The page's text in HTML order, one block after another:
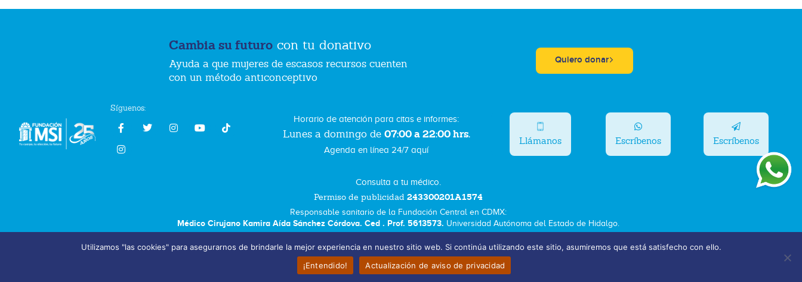
Cambia su futuro con tu donativo
Ayuda a que mujeres de escasos recursos cuenten
con un método anticonceptivo
Quiero donar
Síguenos:
Horario de atención para citas e informes:
Lunes a domingo de 07:00 a 22:00 hrs.
Agenda en línea 24/7 aquí
Llámanos Escríbenos Escríbenos
Consulta a tu médico.
Permiso de publicidad243300201A1574
Responsable sanitario de la Fundación Central en CDMX:
Médico Cirujano Kamira Aída Sánchez Córdova. Ced . Prof. 5613573. Universidad Autónoma del Estado de Hidalgo.
Aviso de Privacidad Términos y Condiciones Bolsa de Trabajo
Fundación Marie Stopes México A.C. © 2025 All rights reserved
Utilizamos "las cookies" para asegurarnos de brindarle la mejor experiencia en nuestro sitio web. Si continúa utilizando este sitio, asumiremos que está satisfecho con ello.
¡Entendido!
Actualización de aviso de privacidad